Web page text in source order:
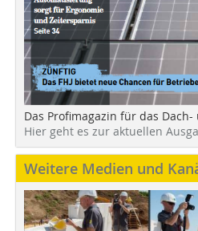
Das Profimagazin für das
Hier geht es zur aktuellen
Weitere Medien und